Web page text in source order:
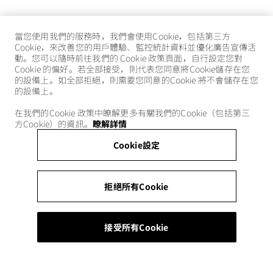
當您使用我們的服務時，我們會使用Cookie，包括第三方
Cookie，來改善您的用戶體驗、監控統計資料並優化廣告宣傳活
動。您可以隨時前往我們的 Cookie 政策頁面，自行設定您對
Cookie 的偏好。若全部接受，則代表您同意將Cookie儲存在您
的設備上。如全部拒絕，則需要您同意的Cookie 將不會儲存在您
的設備上。
在我們的Cookie 政策中瞭解更多有關我們的Cookie（包括第三
方Cookie）的資訊。 瞭解詳情
Cookie設定
拒絕所有Cookie
接受所有Cookie